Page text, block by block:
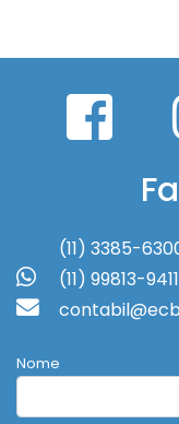
(11) 3385-
(11) 99813-9411
Nome